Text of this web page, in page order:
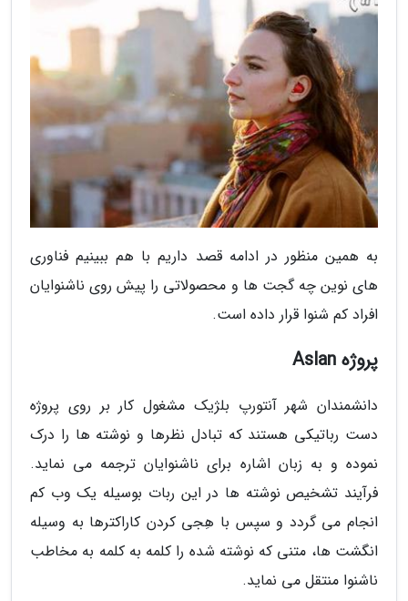
به همین منظور در ادامه قصد داریم با هم ببینیم فناوری
های نوین چه گجت ها و محصولاتی را پیش روی ناشنوایان
افراد کم شنوا قرار داده است.
پروژه Aslan
دانشمندان شهر آنتورپ بلژیک مشغول کار بر روی پروژه
دست رباتیکی هستند که تبادل نظرها و نوشته ها را درک
نموده و به زبان اشاره برای ناشنوایان ترجمه می نماید.
فرآیند تشخیص نوشته ها در این ربات بوسیله یک وب کم
انجام می گردد و سپس با هِجی کردن کاراکترها به وسیله
انگشت ها، متنی که نوشته شده را کلمه به کلمه به مخاطب
ناشنوا منتقل می نماید.